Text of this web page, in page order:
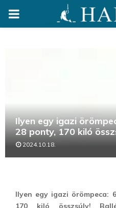
PRIMARY
Ilyen egy igazi
28 ponty, 170 kiló
2024.10.18.
Ilyen egy igazi örömpeca:
170 kiló összsúly!